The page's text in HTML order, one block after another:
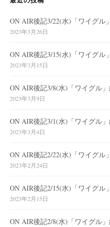
ON AIR後記3/22(水)「ワイグル
2023年3月26日
ON AIR後記3/15(水)「ワイグル
2023年3月15日
ON AIR後記3/8(水)「ワイグル
2023年3月9日
ON AIR後記3/1(水)「ワイグル
2023年3月4日
ON AIR後記2/22(水)「ワイグル
2023年2月24日
ON AIR後記2/15(水)「ワイグル
2023年2月15日
ON AIR後記2/8(水)「ワイグル